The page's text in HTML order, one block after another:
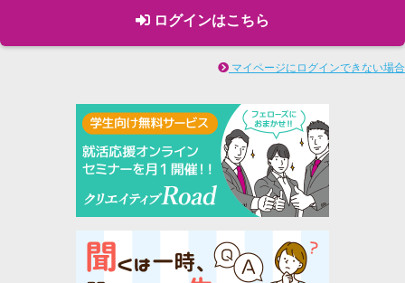
ログインはこちら
マイページにログインできない場合